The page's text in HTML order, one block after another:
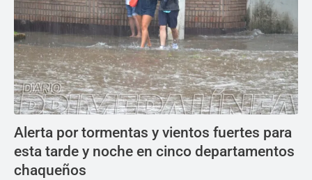
Alerta por tormentas y vientos fuertes para
esta tarde y noche en cinco departamentos
chaqueños